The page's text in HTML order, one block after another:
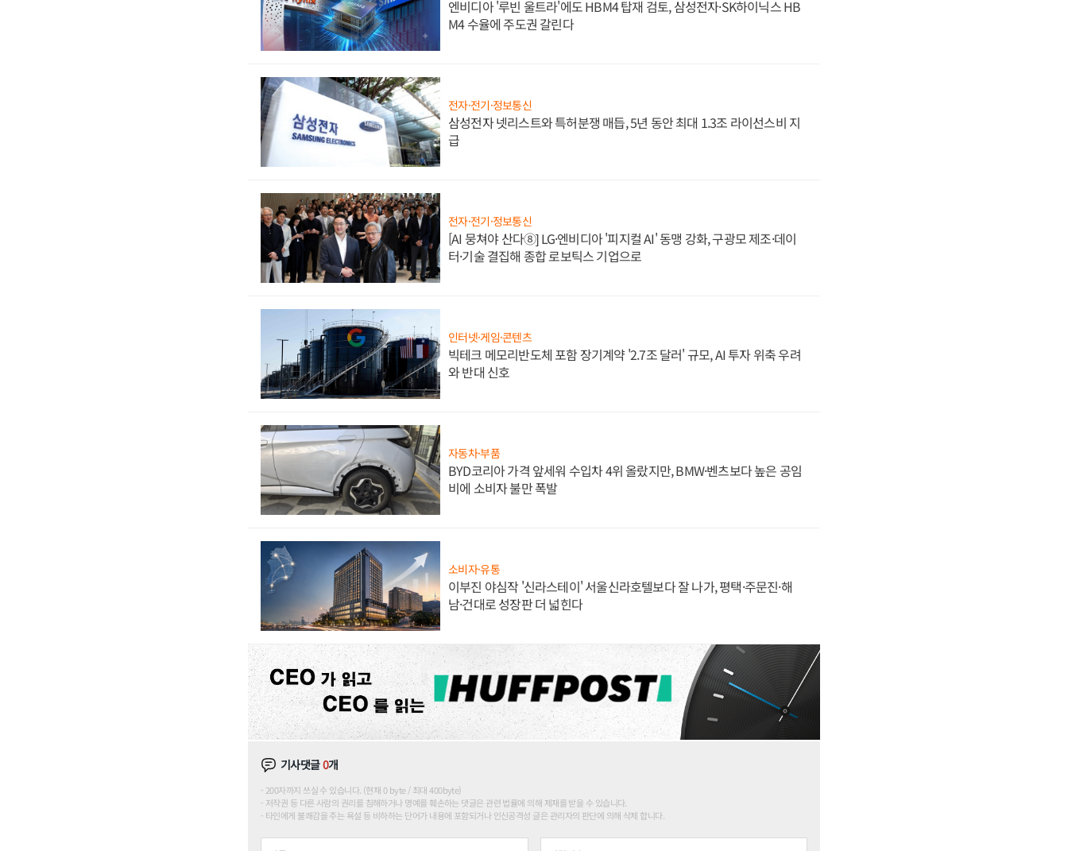
엔비디아 '루빈 울트라'에도 HBM4 탑재 검토, 삼성전자·SK하이닉스 HB
M4 수율에 주도권 갈린다
전자·전기·정보통신
삼성전자 넷리스트와 특허분쟁 매듭, 5년 동안 최대 1.3조 라이선스비 지
급
전자·전기·정보통신
[AI 뭉쳐야 산다⑧] LG·엔비디아 '피지컬 AI' 동맹 강화, 구광모 제조·데이
터·기술 결집해 종합 로보틱스 기업으로
인터넷·게임·콘텐츠
빅테크 메모리반도체 포함 장기계약 '2.7조 달러' 규모, AI 투자 위축 우려
와 반대 신호
자동차·부품
BYD코리아 가격 앞세워 수입차 4위 올랐지만, BMW·벤츠보다 높은 공임
비에 소비자 불만 폭발
소비자·유통
이부진 야심작 '신라스테이' 서울신라호텔보다 잘 나가, 평택·주문진·해
남·건대로 성장판 더 넓힌다
기사댓글0개
200자까지 쓰실 수 있습니다. (현재 0 byte / 최대 400byte)
저작권 등 다른 사람의 권리를 침해하거나 명예를 훼손하는 댓글은 관련 법률에 의해 제재를 받을 수 있습니다.
타인에게 불쾌감을 주는 욕설 등 비하하는 단어가 내용에 포함되거나 인신공격성 글은 관리자의 판단에 의해 삭제 합니다.